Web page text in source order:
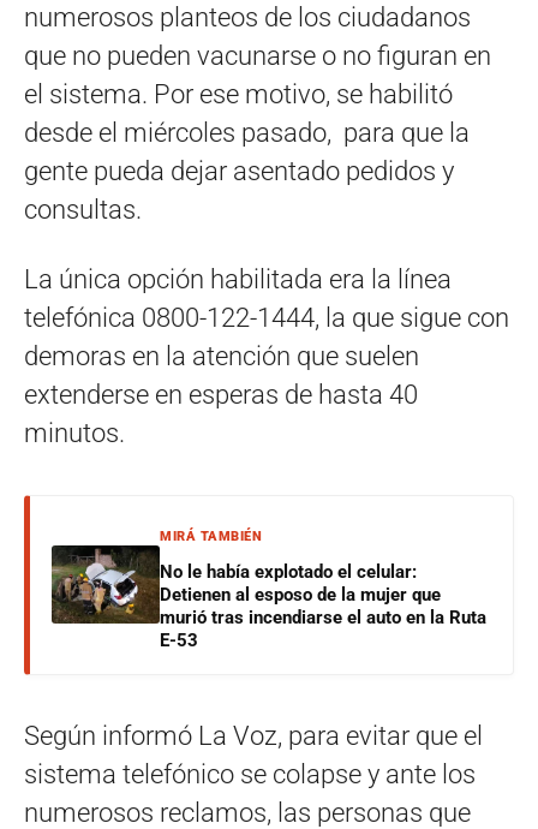
numerosos planteos de los ciudadanos
que no pueden vacunarse o no figuran en
el sistema. Por ese motivo, se habilitó
desde el miércoles pasado, para que la
gente pueda dejar asentado pedidos y
consultas.
La única opción habilitada era la línea
telefónica 0800-122-1444, la que sigue con
demoras en la atención que suelen
extenderse en esperas de hasta 40
minutos.
MIRÁ TAMBIÉN
No le había explotado el celular:
Detienen al esposo de la mujer que
murió tras incendiarse el auto en la Ruta
E-53
Según informó La Voz, para evitar que el
sistema telefónico se colapse y ante los
numerosos reclamos, las personas que